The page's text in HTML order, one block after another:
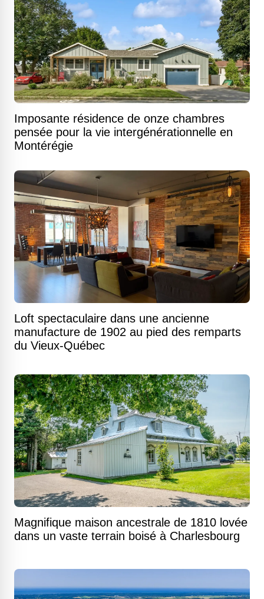
Imposante résidence de onze chambres
pensée pour la vie intergénérationnelle en
Montérégie
Loft spectaculaire dans une ancienne
manufacture de 1902 au pied des remparts
du Vieux-Québec
Magnifique maison ancestrale de 1810 lovée
dans un vaste terrain boisé à Charlesbourg